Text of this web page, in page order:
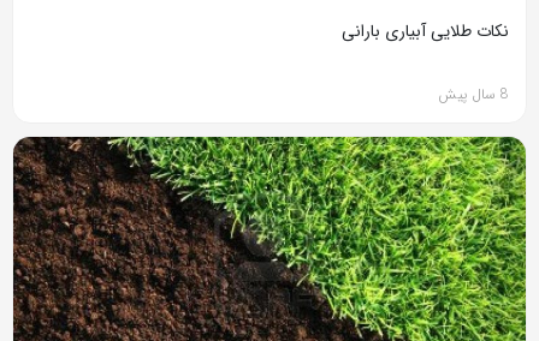
نکات طلایی آبیاری بارانی
8 سال پیش